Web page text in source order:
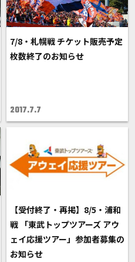
7/8・札幌戦 チケット販売予定
枚数終了のお知らせ
2017.7.7
【受付終了・再掲】8/5・浦和
戦 「東武トップツアーズ アウ
ェイ応援ツアー」参加者募集の
お知らせ